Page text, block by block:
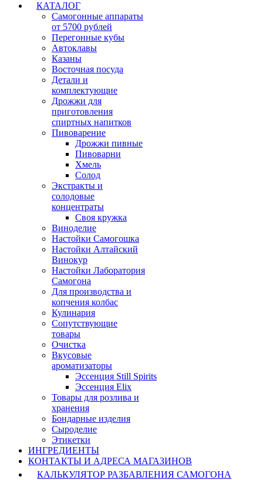
КАТАЛОГ
Самогонные аппараты
от 5700 рублей
Перегонные кубы
Автоклавы
Казаны
Восточная посуда
Детали и
комплектующие
Дрожжи для
приготовления
спиртных напитков
Пивоварение
Дрожжи пивные
Пивоварни
Хмель
Солод
Экстракты и
солодовые
концентраты
Своя кружка
Виноделие
Настойки Самогошка
Настойки Алтайский
Винокур
Настойки Лаборатория
Самогона
Для производства и
копчения колбас
Кулинария
Сопутствующие
товары
Очистка
Вкусовые
ароматизаторы
Эссенция Still Spirits
Эссенция Elix
Товары для розлива и
хранения
Бондарные изделия
Cыроделие
Этикетки
ИНГРЕДИЕНТЫ
КОНТАКТЫ И АДРЕСА МАГАЗИНОВ
КАЛЬКУЛЯТОР РАЗБАВЛЕНИЯ САМОГОНА